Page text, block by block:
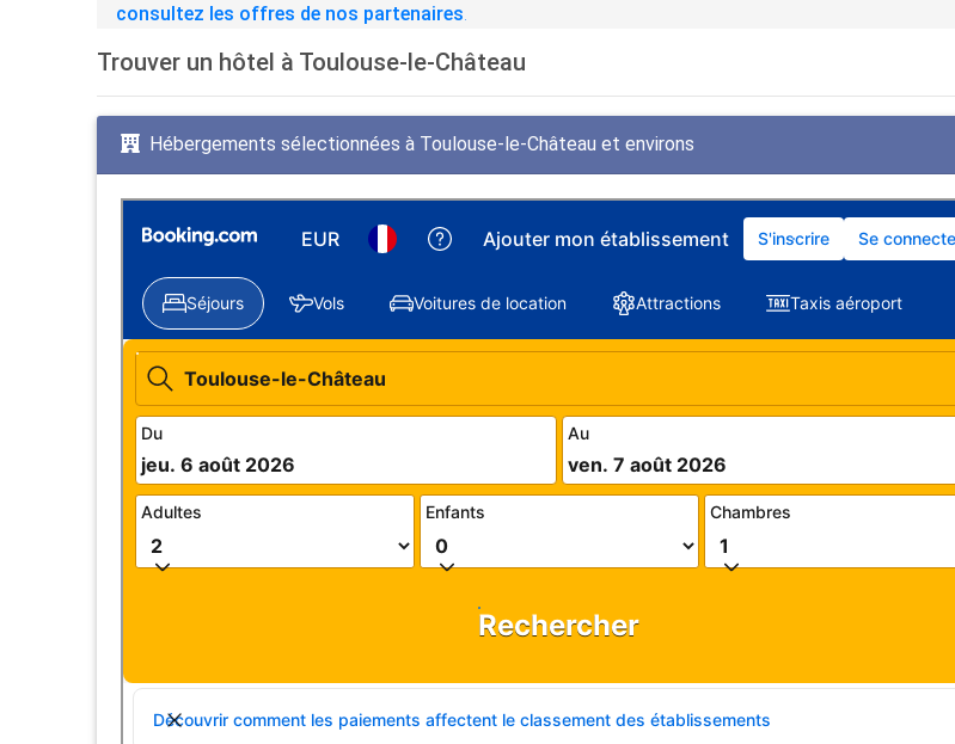
consultez les offres de nos partenaires
Trouver un hôtel à Toulouse-le-Château
Hébergements sélectionnées à Toulouse-le-Château et environs